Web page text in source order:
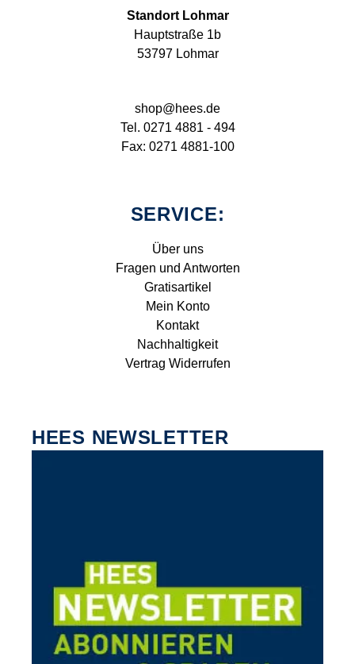
Standort Lohmar
Hauptstraße 1b
53797 Lohmar
shop@hees.de
Tel. 0271 4881 - 494
Fax: 0271 4881-100
SERVICE:
Über uns
Fragen und Antworten
Gratisartikel
Mein Konto
Kontakt
Nachhaltigkeit
Vertrag Widerrufen
HEES NEWSLETTER